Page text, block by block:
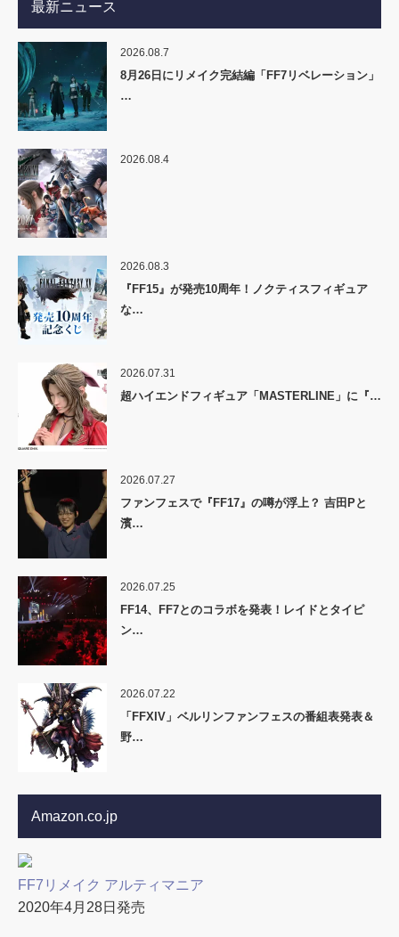
最新ニュース
2026.08.7
8月26日にリメイク完結編「FF7リベレーション」
…
2026.08.4
2026.08.3
『FF15』が発売10周年！ノクティスフィギュア
な…
2026.07.31
超ハイエンドフィギュア「MASTERLINE」に『…
2026.07.27
ファンフェスで『FF17』の噂が浮上？ 吉田Pと
濱…
2026.07.25
FF14、FF7とのコラボを発表！レイドとタイピ
ン…
2026.07.22
「FFXIV」ベルリンファンフェスの番組表発表＆
野…
Amazon.co.jp
FF7リメイク アルティマニア
2020年4月28日発売